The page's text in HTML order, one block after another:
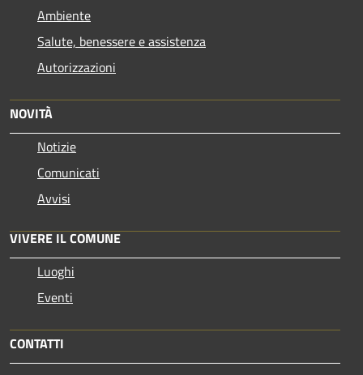
Ambiente
Salute, benessere e assistenza
Autorizzazioni
NOVITÀ
Notizie
Comunicati
Avvisi
VIVERE IL COMUNE
Luoghi
Eventi
CONTATTI